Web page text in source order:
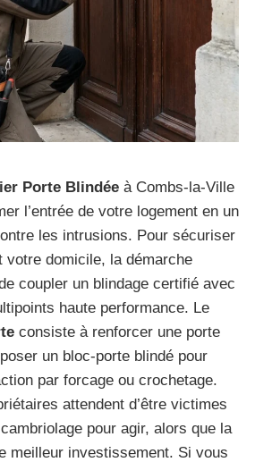
Porte Blindée à Combs-la-Ville
l’entrée de votre logement en un
les intrusions. Pour sécuriser
votre domicile, la démarche
coupler un blindage certifié avec
haute performance. Le
consiste à renforcer une porte
un bloc-porte blindé pour
par forcage ou crochetage.
attendent d’être victimes
pour agir, alors que la
meilleur investissement. Si vous